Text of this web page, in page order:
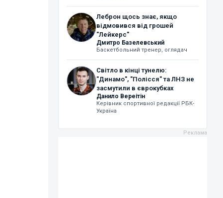
Леброн щось знає, якщо
відмовився від грошей
"Лейкерс"
Дмитро Базелевський
Баскетбольний тренер, оглядач
Світло в кінці тунелю:
"Динамо", "Полісся" та ЛНЗ не
засмутили в єврокубках
Данило Вереітін
Керівник спортивної редакції РБК-
Україна